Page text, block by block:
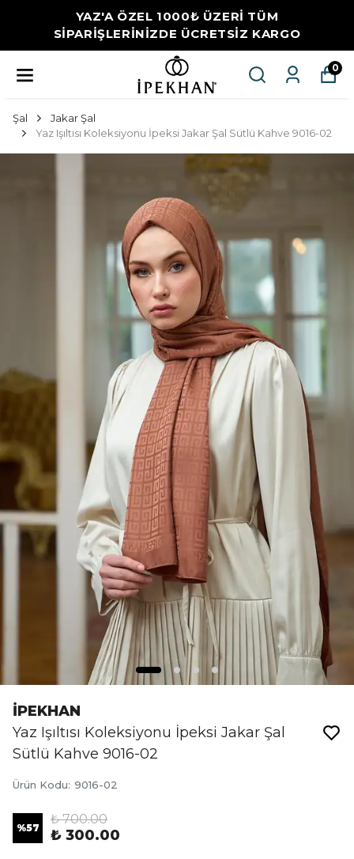
YAZ'A ÖZEL 1000₺ ÜZERİ TÜM
SİPARİŞLERİNİZDE ÜCRETSİZ KARGO
0
Şal
Jakar Şal
Yaz Işıltısı Koleksiyonu İpeksi Jakar Şal Sütlü Kahve 9016-02
İPEKHAN
Yaz Işıltısı Koleksiyonu İpeksi Jakar Şal
Sütlü Kahve 9016-02
Ürün Kodu: 9016-02
%57
₺ 700.00
₺ 300.00